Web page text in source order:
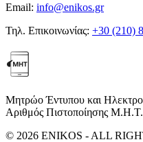
Email: info@enikos.gr
Τηλ. Επικοινωνίας: +30 (210)
Μητρώο Έντυπου και
Αριθμός Πιστοποίησης
© 2026 ENIKOS - ALL